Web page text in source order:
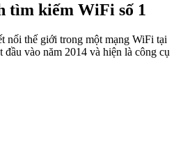
tìm kiếm WiFi số 1
nối thế giới trong một mạng WiFi tại
vào năm 2014 và hiện là công cụ